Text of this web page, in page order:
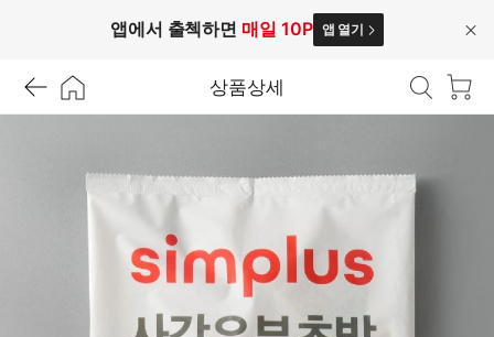
앱에서 출첵하면 매일 10P 앱 열기
닫
상품상세